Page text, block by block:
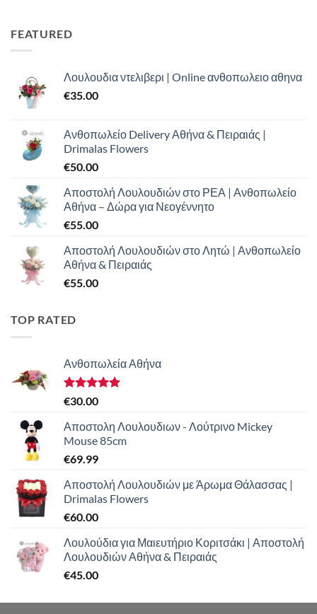
FEATURED
Λουλουδια ντελιβερι | Online ανθοπωλειο αθηνα
€35.00
Ανθοπωλείο Delivery Αθήνα & Πειραιάς |
Drimalas Flowers
€50.00
Αποστολή Λουλουδιών στο ΡΕΑ | Ανθοπωλείο
Αθήνα – Δώρα για Νεογέννητο
€55.00
Αποστολή Λουλουδιών στο Λητώ | Ανθοπωλείο
Αθήνα & Πειραιάς
€55.00
TOP RATED
Ανθοπωλεία Αθήνα
Βαθμολογήθηκε
από 5
€30.00
Αποστολη Λουλουδιων - Λούτρινο Mickey
Mouse 85cm
€69.99
Αποστολή Λουλουδιών με Άρωμα Θάλασσας |
Drimalas Flowers
€60.00
Λουλούδια για Μαιευτήριο Κοριτσάκι | Αποστολή
Λουλουδιών Αθήνα & Πειραιάς
€45.00